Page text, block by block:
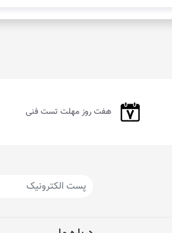
هفت روز مهلت تست فنی